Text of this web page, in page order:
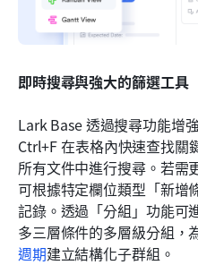
即時搜尋與強大的篩選工具
Lark Base 透過搜尋功能增
Ctrl+F 在表格內快速查找關
所有文件中進行搜尋。若需
可根據特定欄位類型「新增
記錄。透過「分組」功能可
多三層條件的多層級分組，
週期建立結構化子群組。